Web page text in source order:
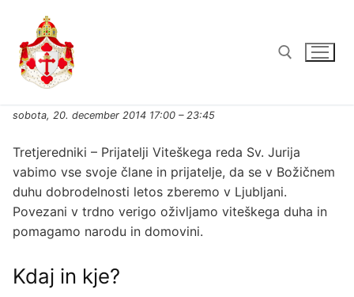
sobota, 20. december 2014 17:00 – 23:45
Tretjeredniki – Prijatelji Viteškega reda Sv. Jurija
vabimo vse svoje člane in prijatelje, da se v Božičnem
duhu dobrodelnosti letos zberemo v Ljubljani.
Povezani v trdno verigo oživljamo viteškega duha in
pomagamo narodu in domovini.
Kdaj in kje?